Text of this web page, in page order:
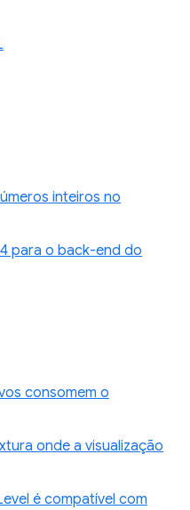
inteiros no
para o back-end do
consomem o
onde a visualização
é compatível com